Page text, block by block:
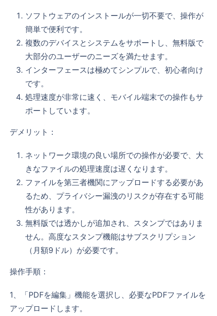
ソフトウェアのインストールが一切不要で、操作が
簡単で便利です。
複数のデバイスとシステムをサポートし、無料版で
大部分のユーザーのニーズを満たせます。
インターフェースは極めてシンプルで、初心者向け
です。
処理速度が非常に速く、モバイル端末での操作もサ
ポートしています。
デメリット：
ネットワーク環境の良い場所での操作が必要で、大
きなファイルの処理速度は遅くなります。
ファイルを第三者機関にアップロードする必要があ
るため、プライバシー漏洩のリスクが存在する可能
性があります。
無料版では透かしが追加され、スタンプではありま
せん。高度なスタンプ機能はサブスクリプション
（月額9ドル）が必要です。
操作手順：
1、「PDFを編集」機能を選択し、必要なPDFファイルを
アップロードします。